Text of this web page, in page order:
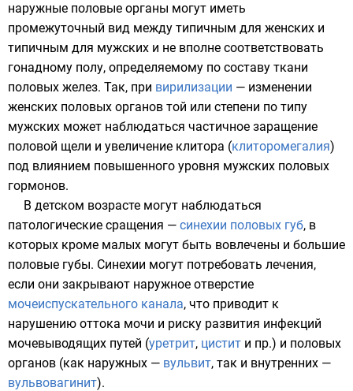
наружные половые органы могут иметь
промежуточный вид между типичным для женских и
типичным для мужских и не вполне соответствовать
гонадному полу, определяемому по составу ткани
половых желез. Так, при вирилизации — изменении
женских половых органов той или степени по типу
мужских может наблюдаться частичное заращение
половой щели и увеличение клитора (клиторомегалия)
под влиянием повышенного уровня мужских половых
гормонов.
В детском возрасте могут наблюдаться
патологические сращения — синехии половых губ, в
которых кроме малых могут быть вовлечены и большие
половые губы. Синехии могут потребовать лечения,
если они закрывают наружное отверстие
мочеиспускательного канала, что приводит к
нарушению оттока мочи и риску развития инфекций
мочевыводящих путей (уретрит, цистит и пр.) и половых
органов (как наружных — вульвит, так и внутренних —
вульвовагинит).